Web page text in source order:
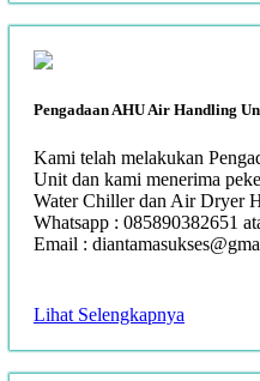
Pengadaan AHU Air Handling
Kami telah melakukan
Unit dan kami menerima
Water Chiller dan Air Dryer
Whatsapp : 085890382651
Email :
Lihat Selengkapnya